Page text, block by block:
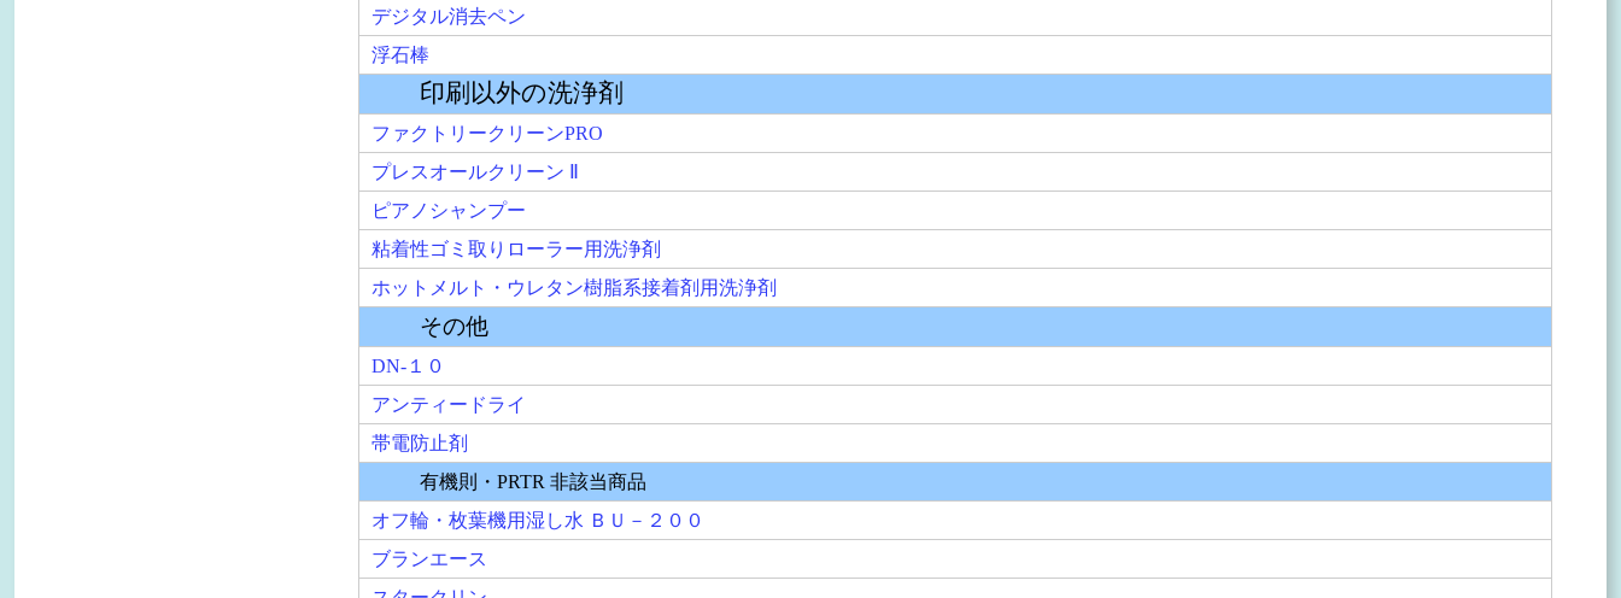
ピアノシャンプー
粘着性ゴミ取りローラー用洗浄剤
ホットメルト・ウレタン樹脂系接着剤用洗浄剤
その他
DN-１０
アンティードライ
帯電防止剤
有機則・PRTR 非該当商品
オフ輪・枚葉機用湿し水 ＢＵ－２００
ブランエース
スタークリン
ミラクル モルクリン エコ
ハイクリーン・エコ
ローラーフレッシュ
カルシウム除去剤
ミラクル シリンダークリーナー